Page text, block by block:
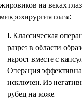
жировиков на веках
микрохирургия глаза:
Классическая
разрез в области
нарост вместе с
Операция
исключен. Из
рубец на коже.